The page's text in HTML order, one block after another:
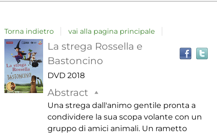
Torna indietro vai alla pagina principale
Dettaglio
del
documento
La strega Rossella e
Bastoncino
DVD 2018
Abstract
Una strega dall'animo gentile pronta a
condividere la sua scopa volante con un
gruppo di amici animali. Un rametto